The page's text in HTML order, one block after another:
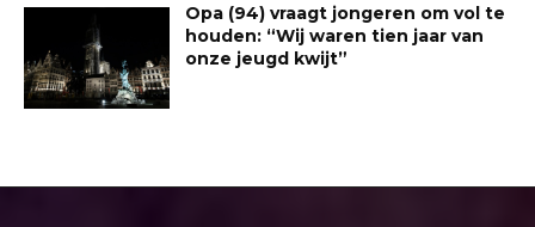
Opa (94) vraagt jongeren om vol te
houden: “Wij waren tien jaar van
onze jeugd kwijt”